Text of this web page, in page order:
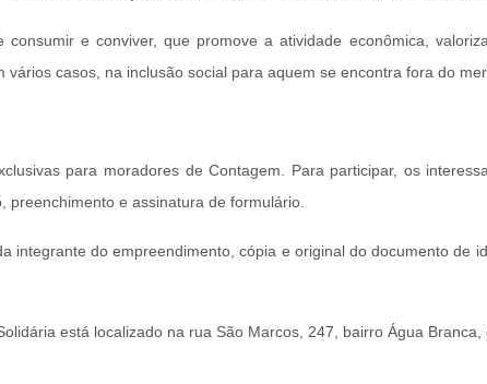
consumir e conviver, que promove a atividade econômica,
casos, na inclusão social para aquem se encontra fora do
para moradores de Contagem. Para participar, os
preenchimento e assinatura de formulário.
integrante do empreendimento, cópia e original do documento
está localizado na rua São Marcos, 247, bairro Água Branca,